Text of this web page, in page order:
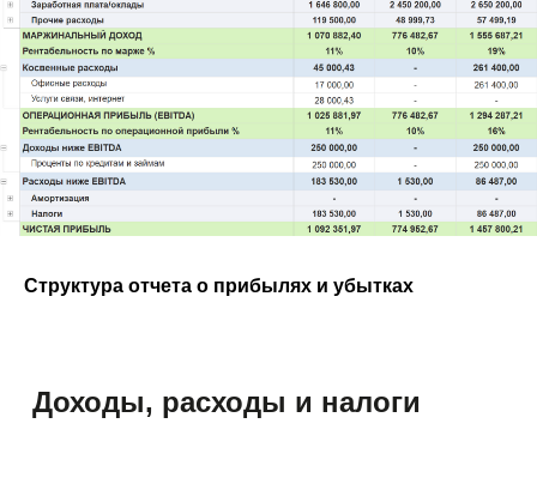
Структура отчета о прибылях и убытках
Доходы, расходы и налоги